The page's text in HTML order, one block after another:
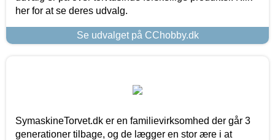
her for at se deres udvalg.
Se udvalget på CChobby.dk
SymaskineTorvet.dk er en familievirksomhed der går 3
generationer tilbage, og de lægger en stor ære i at